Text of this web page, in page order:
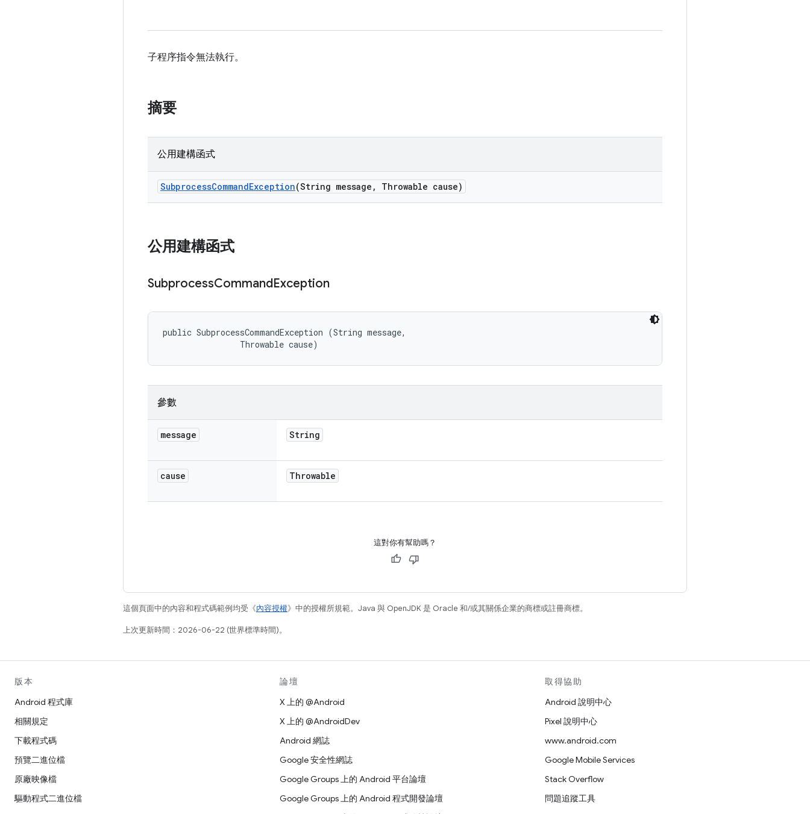
子程序指令無法執行。
摘要
公用建構函式
SubprocessCommandException(String message , Throwable cause)
公用建構函式
SubprocessCommandException
public SubprocessCommandException (String message,
                Throwable cause)
參數
message String
cause Throwable
這對你有幫助嗎？
這個頁面中的內容和程式碼範例均受《內容授權》中的授權所規範。Java 與 OpenJDK 是 Oracle 和/或其關係企業的商標或註冊商標。
上次更新時間：2026-06-22 (世界標準時間)。
版本
Android 程式庫
相關規定
下載程式碼
預覽二進位檔
原廠映像檔
驅動程式二進位檔
論壇
X 上的 @Android
X 上的 @AndroidDev
Android 網誌
Google 安全性網誌
Google Groups 上的 Android 平台論壇
Google Groups 上的 Android 程式開發論壇
取得協助
Android 說明中心
Pixel 說明中心
www.android.com
Google Mobile Services
Stack Overflow
問題追蹤工具